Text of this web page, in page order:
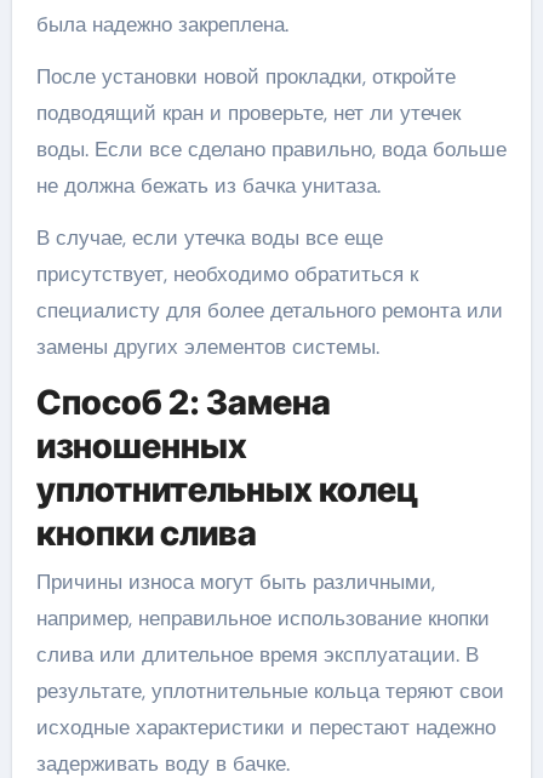
была надежно закреплена.
После установки новой прокладки, откройте
подводящий кран и проверьте, нет ли утечек
воды. Если все сделано правильно, вода больше
не должна бежать из бачка унитаза.
В случае, если утечка воды все еще
присутствует, необходимо обратиться к
специалисту для более детального ремонта или
замены других элементов системы.
Способ 2: Замена
изношенных
уплотнительных колец
кнопки слива
Причины износа могут быть различными,
например, неправильное использование кнопки
слива или длительное время эксплуатации. В
результате, уплотнительные кольца теряют свои
исходные характеристики и перестают надежно
задерживать воду в бачке.